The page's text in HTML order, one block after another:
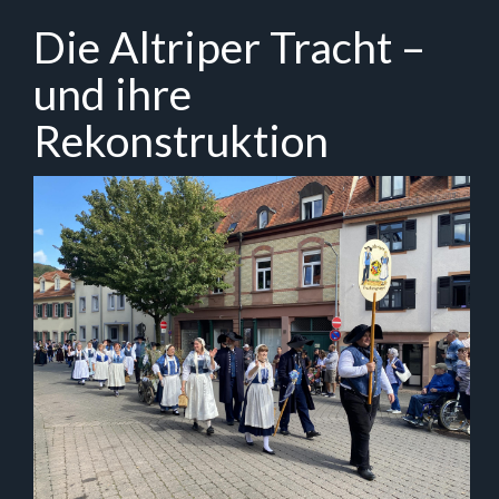
Hauptinhalt
springen
Die Altriper Tracht –
und ihre
Rekonstruktion